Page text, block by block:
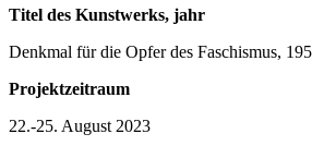
Titel des Kunstwerks, jahr
Denkmal für die Opfer des Faschismus,
Projektzeitraum
22.-25. August 2023